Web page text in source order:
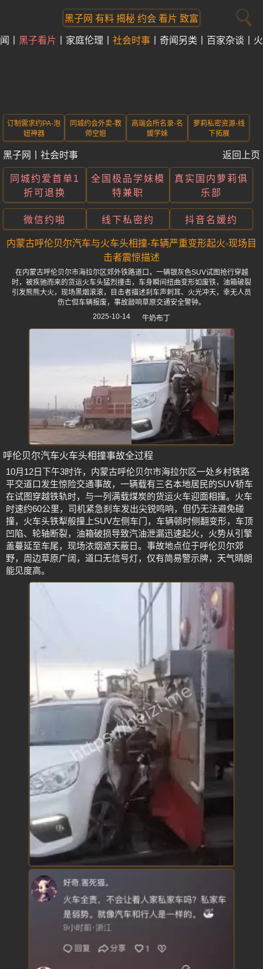
黑子网 有料 揭秘 约会 看片 致富
黑子看片 家庭伦理 社会时事 奇闻另类 百家杂谈
订制需求约PA-泡
妞神器
同城约会外卖-教
师空姐
高端会所名录-名
媛学妹
萝莉私密资源-线
下拓展
黑子网 社会时事 返回上页
同城约爱首单1
折可退换
全国极品学妹模
特兼职
真实国内萝莉俱
乐部
微信约啪 线下私密约 抖音名媛约
内蒙古呼伦贝尔汽车与火车头相撞-车辆严重变形起火-现场目
击者震惊描述
在内蒙古呼伦贝尔市海拉尔区郊外铁路道口，一辆银灰色SUV试图抢行穿越
时，被疾驰而来的货运火车头猛烈撞击，车身瞬间扭曲变形如废铁，油箱破裂
引发熊熊大火，现场黑烟滚滚，目击者描述刹车声刺耳、火光冲天，幸无人员
伤亡但车辆报废，事故敲响草原交通安全警钟。
2025-10-14
牛奶布丁
呼伦贝尔汽车火车头相撞事故全过程
10月12日下午3时许，内蒙古呼伦贝尔市海拉尔区一处乡村铁路
平交道口发生惊险交通事故，一辆载有三名本地居民的SUV轿车
在试图穿越铁轨时，与一列满载煤炭的货运火车迎面相撞。火车
时速约60公里，司机紧急刹车发出尖锐鸣响，但仍无法避免碰
撞，火车头铁犁般撞上SUV左侧车门，车辆顿时侧翻变形，车顶
凹陷、轮轴断裂，油箱破损导致汽油泄漏迅速起火，火势从引擎
盖蔓延至车尾，现场浓烟遮天蔽日。事故地点位于呼伦贝尔郊
野，周边草原广阔，道口无信号灯，仅有简易警示牌，天气晴朗
能见度高。